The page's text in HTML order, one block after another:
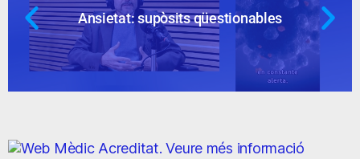
Ansietat: supòsits qüestionables